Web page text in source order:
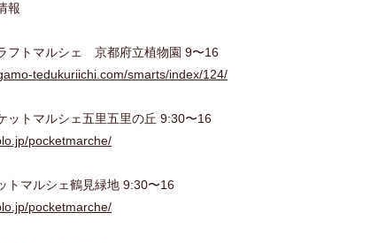
報
フトマルシェ 京都府立植物園 9〜16
tedukuriichi.com/smarts/index/124/
トマルシェ五里五里の丘 9:30〜16
pocketmarche/
マルシェ鶴見緑地 9:30〜16
pocketmarche/